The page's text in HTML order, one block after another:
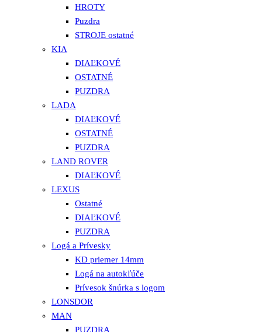
HROTY
Puzdra
STROJE ostatné
KIA
DIAĽKOVÉ
OSTATNÉ
PUZDRA
LADA
DIAĽKOVÉ
OSTATNÉ
PUZDRA
LAND ROVER
DIAĽKOVÉ
LEXUS
Ostatné
DIAĽKOVÉ
PUZDRA
Logá a Prívesky
KD priemer 14mm
Logá na autokľúče
Prívesok šnúrka s logom
LONSDOR
MAN
PUZDRA